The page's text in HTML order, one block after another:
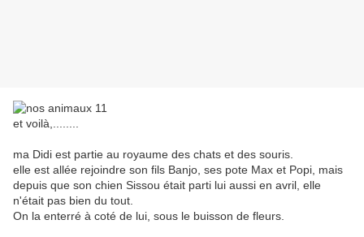
et voilà,........
ma Didi est partie au royaume des chats et des souris.
elle est allée rejoindre son fils Banjo, ses pote Max et Popi, mais
depuis que son chien Sissou était parti lui aussi en avril, elle
n'était pas bien du tout.
On la enterré à coté de lui, sous le buisson de fleurs.